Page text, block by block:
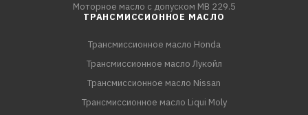
Моторное масло с допуском MB 229.5
ТРАНСМИССИОННОЕ МАСЛО
Трансмиссионное масло Honda
Трансмиссионное масло Лукойл
Трансмиссионное масло Nissan
Трансмиссионное масло Liqui Moly